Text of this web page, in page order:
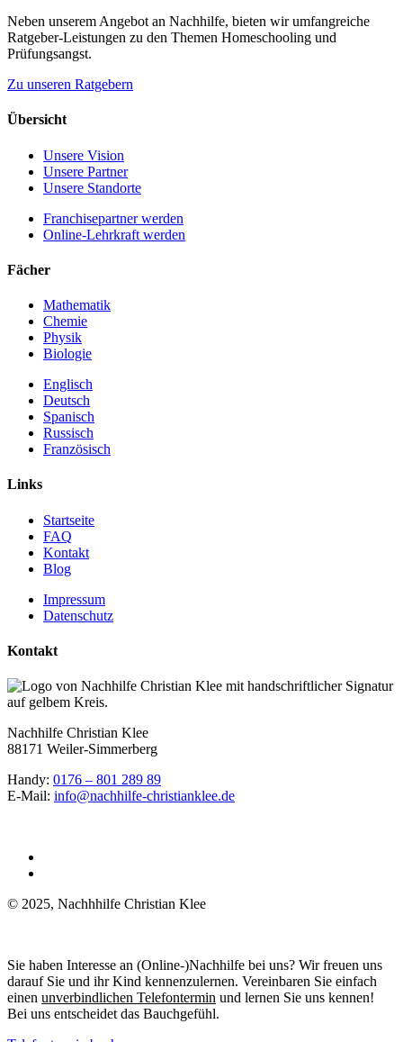
Neben unserem Angebot an Nachhilfe, bieten wir umfangreiche
Ratgeber-Leistungen zu den Themen Homeschooling und
Prüfungsangst.
Zu unseren Ratgebern
Übersicht
Unsere Vision
Unsere Partner
Unsere Standorte
Franchisepartner werden
Online-Lehrkraft werden
Fächer
Mathematik
Chemie
Physik
Biologie
Englisch
Deutsch
Spanisch
Russisch
Französisch
Links
Startseite
FAQ
Kontakt
Blog
Impressum
Datenschutz
Kontakt
Nachhilfe Christian Klee
88171 Weiler-Simmerberg
Handy: 0176 – 801 289 89
E-Mail: info@nachhilfe-christianklee.de
© 2025, Nachhhilfe Christian Klee
Sie haben Interesse an (Online-)Nachhilfe bei uns? Wir freuen uns
darauf Sie und ihr Kind kennenzulernen. Vereinbaren Sie einfach
einen unverbindlichen Telefontermin und lernen Sie uns kennen!
Bei uns entscheidet das Bauchgefühl.